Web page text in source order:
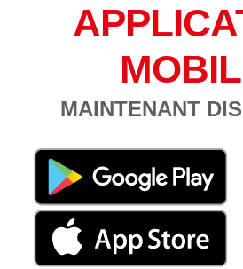
MAINTENANT